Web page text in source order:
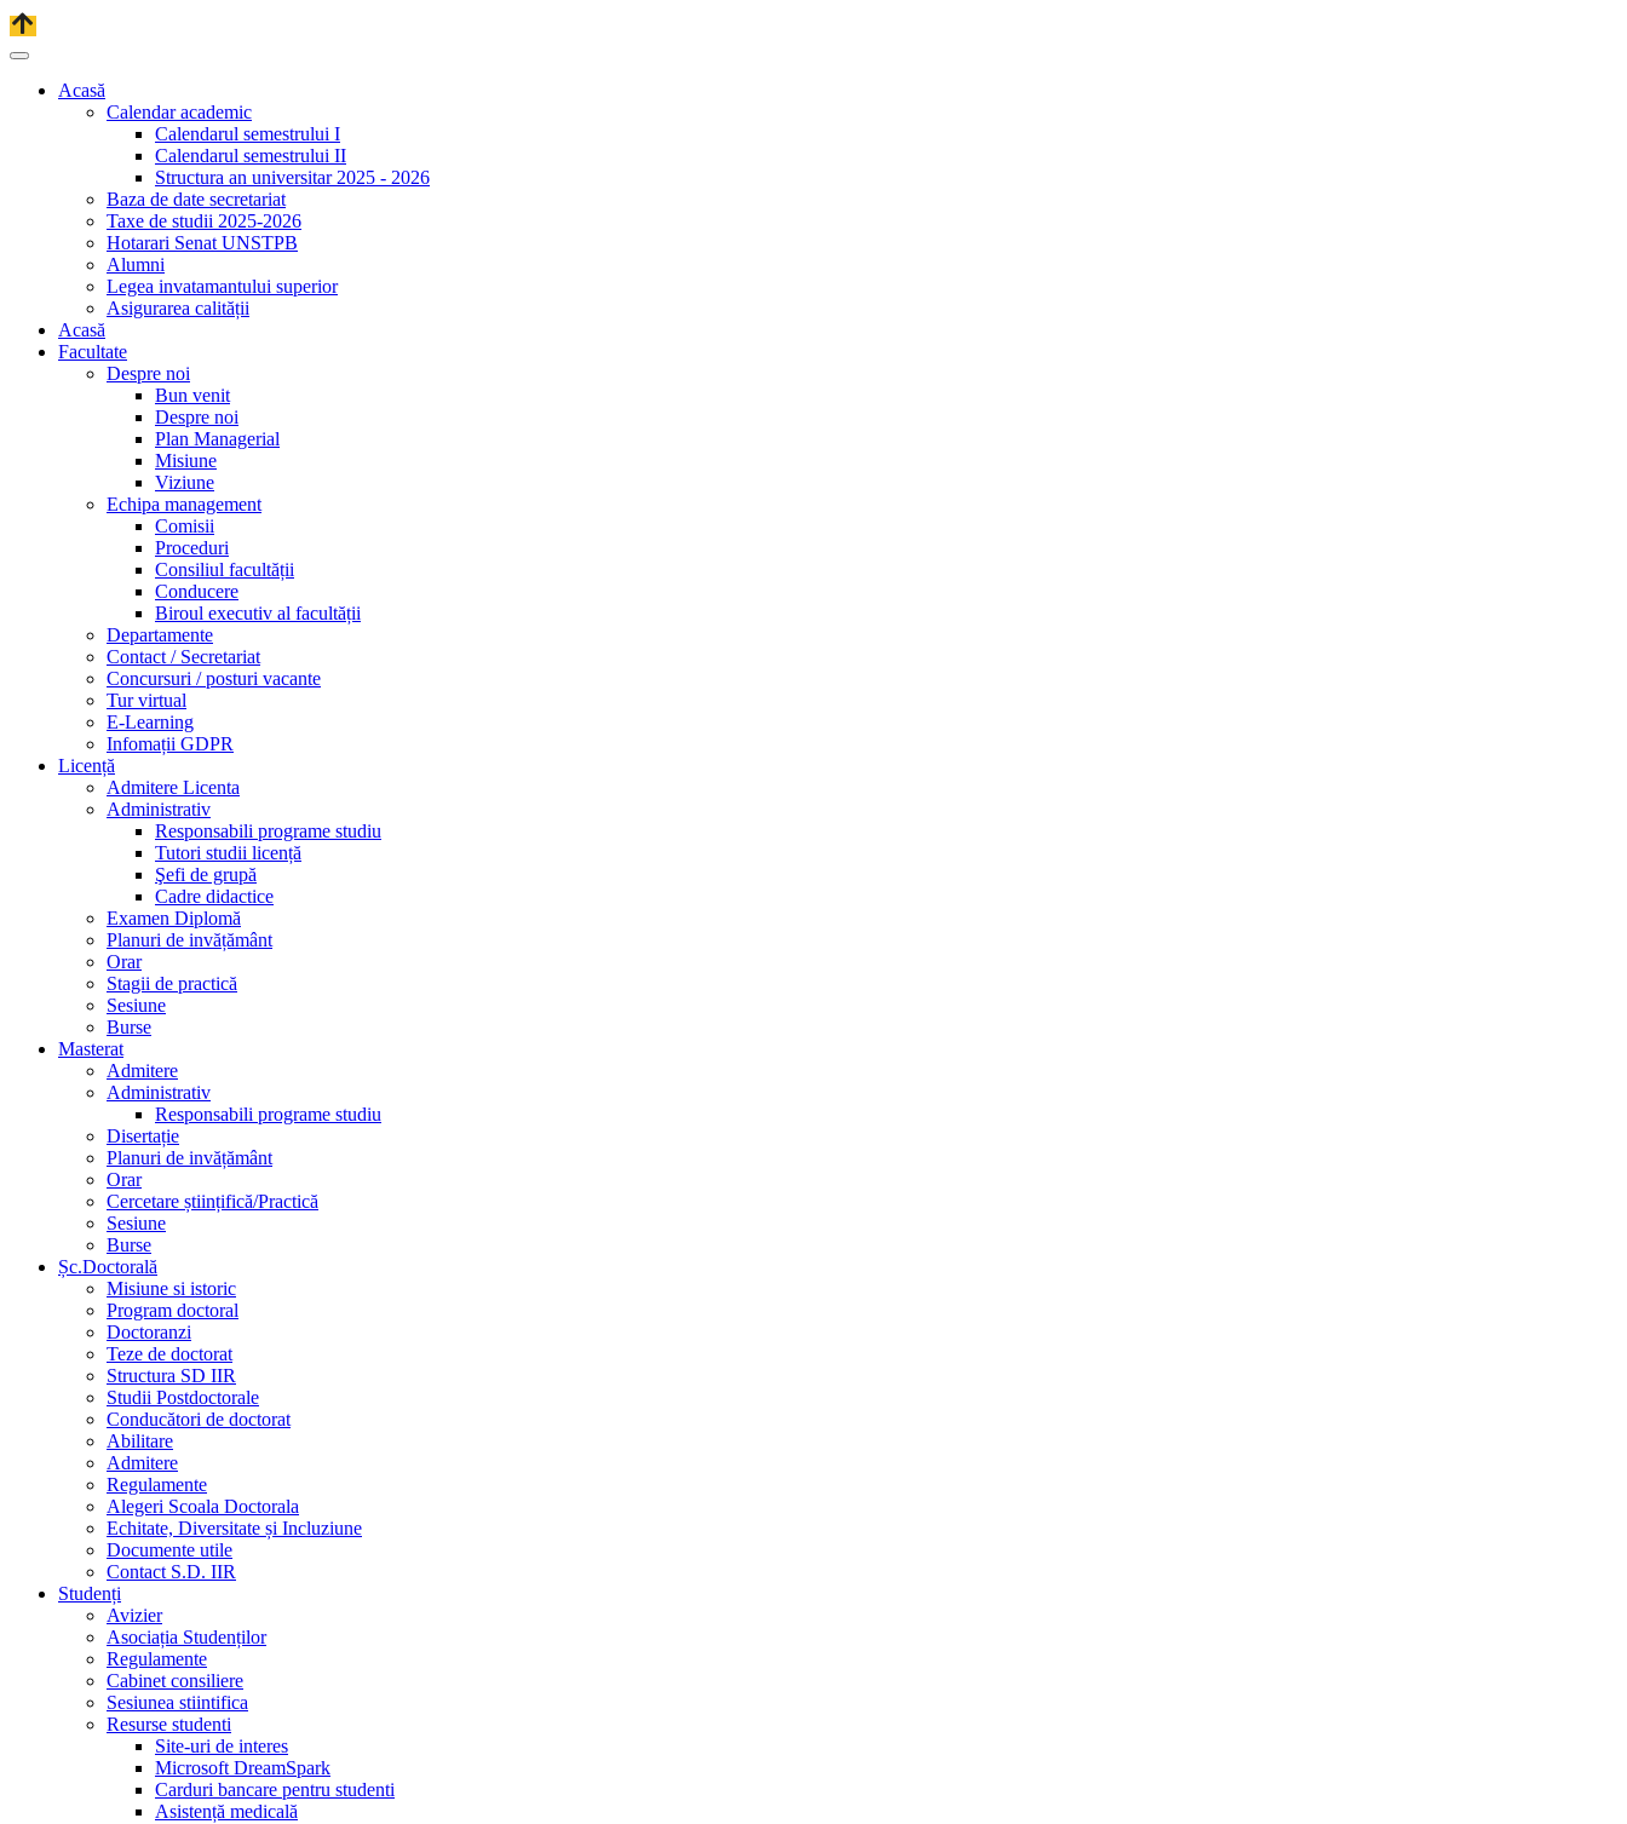
Acasă
Calendar academic
Calendarul semestrului I
Calendarul semestrului II
Structura an universitar 2025 - 2026
Baza de date secretariat
Taxe de studii 2025-2026
Hotarari Senat UNSTPB
Alumni
Legea invatamantului superior
Asigurarea calității
Acasă
Facultate
Despre noi
Bun venit
Despre noi
Plan Managerial
Misiune
Viziune
Echipa management
Comisii
Proceduri
Consiliul facultății
Conducere
Biroul executiv al facultății
Departamente
Contact / Secretariat
Concursuri / posturi vacante
Tur virtual
E-Learning
Infomații GDPR
Licență
Admitere Licenta
Administrativ
Responsabili programe studiu
Tutori studii licență
Şefi de grupă
Cadre didactice
Examen Diplomă
Planuri de invățământ
Orar
Stagii de practică
Sesiune
Burse
Masterat
Admitere
Administrativ
Responsabili programe studiu
Disertație
Planuri de invățământ
Orar
Cercetare științifică/Practică
Sesiune
Burse
Șc.Doctorală
Misiune si istoric
Program doctoral
Doctoranzi
Teze de doctorat
Structura SD IIR
Studii Postdoctorale
Conducători de doctorat
Abilitare
Admitere
Regulamente
Alegeri Scoala Doctorala
Echitate, Diversitate și Incluziune
Documente utile
Contact S.D. IIR
Studenți
Avizier
Asociația Studenților
Regulamente
Cabinet consiliere
Sesiunea stiintifica
Resurse studenti
Site-uri de interes
Microsoft DreamSpark
Carduri bancare pentru studenti
Asistență medicală